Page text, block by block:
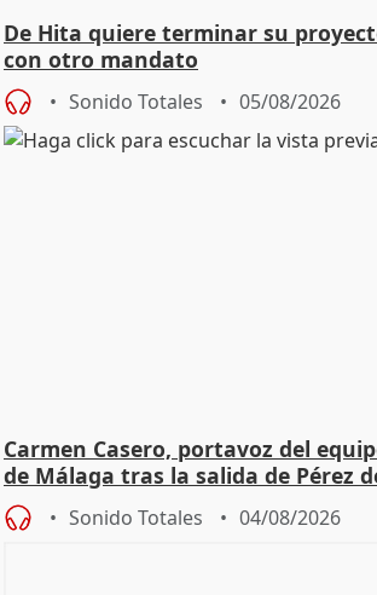
De Hita quiere terminar su
con otro mandato
Sonido Totales 05/08/2026
Carmen Casero, portavoz del
de Málaga tras la salida de Pérez
Sonido Totales 04/08/2026